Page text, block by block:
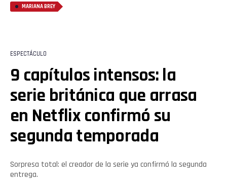
MARIANA BREY
ESPECTÁCULO
9 capítulos intensos: la
serie británica que arrasa
en Netflix confirmó su
segunda temporada
Sorpresa total: el creador de la serie ya confirmó la segunda
entrega.